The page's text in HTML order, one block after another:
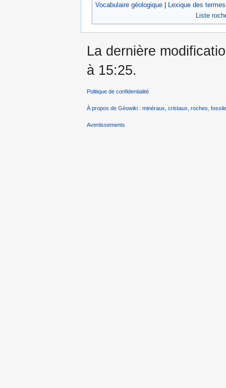
Vocabulaire géologique
Lexique des
Liste
La dernière
à 15:25.
Politique de confidentialité
À propos de Géowiki : minéraux, cristaux, roches,
Avertissements